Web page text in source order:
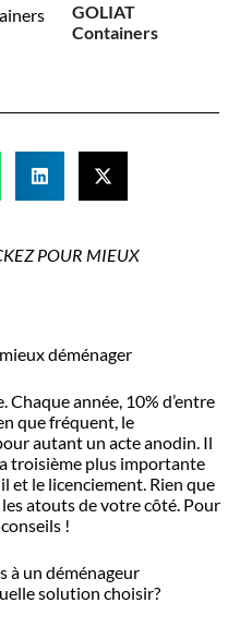
GOLIAT
Containers
POUR MIEUX
déménager
année, 10% d’entre
que fréquent, le
autant un acte anodin. Il
troisième plus importante
et le licenciement. Rien que
atouts de votre côté. Pour
!
à un déménageur
solution choisir?